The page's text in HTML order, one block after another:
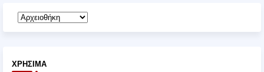
ΧΡΉΣΙΜΑ